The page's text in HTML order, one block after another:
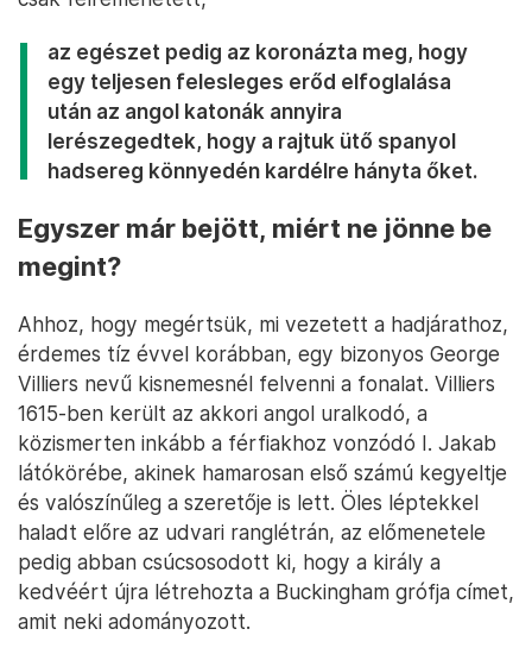
az egészet pedig az koronázta meg, hogy
egy teljesen felesleges erőd elfoglalása
után az angol katonák annyira
lerészegedtek, hogy a rajtuk ütő spanyol
hadsereg könnyedén kardélre hányta őket.
Egyszer már bejött, miért ne jönne be
megint?
Ahhoz, hogy megértsük, mi vezetett a hadjárathoz,
érdemes tíz évvel korábban, egy bizonyos George
Villiers nevű kisnemesnél felvenni a fonalat. Villiers
1615-ben került az akkori angol uralkodó, a
közismerten inkább a férfiakhoz vonzódó I. Jakab
látókörébe, akinek hamarosan első számú kegyeltje
és valószínűleg a szeretője is lett. Öles léptekkel
haladt előre az udvari ranglétrán, az előmenetele
pedig abban csúcsosodott ki, hogy a király a
kedvéért újra létrehozta a Buckingham grófja címet,
amit neki adományozott.